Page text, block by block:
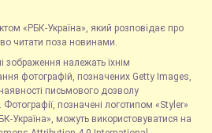
«РБК-Україна», який розповідає про
читати поза новинами.
зображення належать їхнім
фотографій, позначених Getty Images,
письмового дозволу
позначені логотипом «Styler»
Україна», можуть використовуватися на